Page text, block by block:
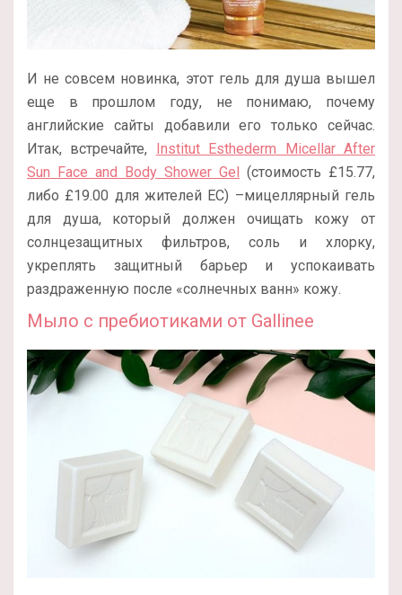
И не совсем новинка, этот гель для душа вышел
еще в прошлом году, не понимаю, почему
английские сайты добавили его только сейчас.
Итак, встречайте, Institut Esthederm Micellar After
Sun Face and Body Shower Gel (стоимость £15.77,
либо £19.00 для жителей ЕС) –мицеллярный гель
для душа, который должен очищать кожу от
солнцезащитных фильтров, соль и хлорку,
укреплять защитный барьер и успокаивать
раздраженную после «солнечных ванн» кожу.
Мыло с пребиотиками от Gallinee